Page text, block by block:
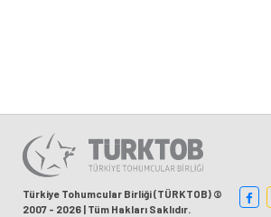
Türkiye Tohumcular Birliği (TÜRKTOB) ©
2007 - 2026 | Tüm Hakları Saklıdır.